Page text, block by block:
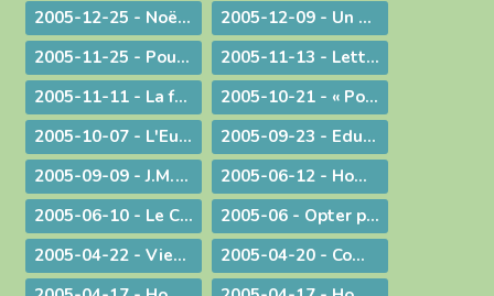
2005-12-25 - Noël : la nouveauté chrétienne
2005-12-09 - Un modèle de persévérance dans l'élaboration d'une loi
2005-11-25 - Pour une laïcité constructive
2005-11-13 - Lettre aux prêtres et aux diacres
2005-11-11 - La faiblesse au service d'une cause
2005-10-21 - « Pour de nouveaux modes de vie ! »
2005-10-07 - L'Eucharistie, source de la transformation des cœurs et du monde
2005-09-23 - Eduquer
2005-09-09 - J.M.J. du souvenir à l'avenir !
2005-06-12 - Homélie pour des ordinations diaconales
2005-06-10 - Le Curé d'Ars chez le Pape !
2005-06 - Opter pour l'avenir
2005-04-22 - Viens Esprit-Saint !
2005-04-20 - Communiqué à l'occasion de l'élection du Pape Benoît XVI